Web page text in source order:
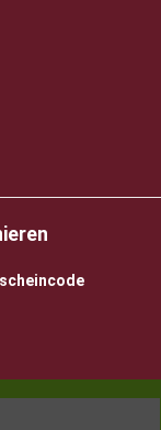
vorbehalten |